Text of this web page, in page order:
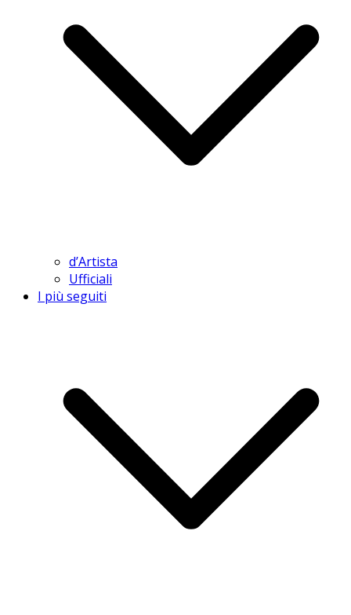
d’Artista
Ufficiali
I più seguiti